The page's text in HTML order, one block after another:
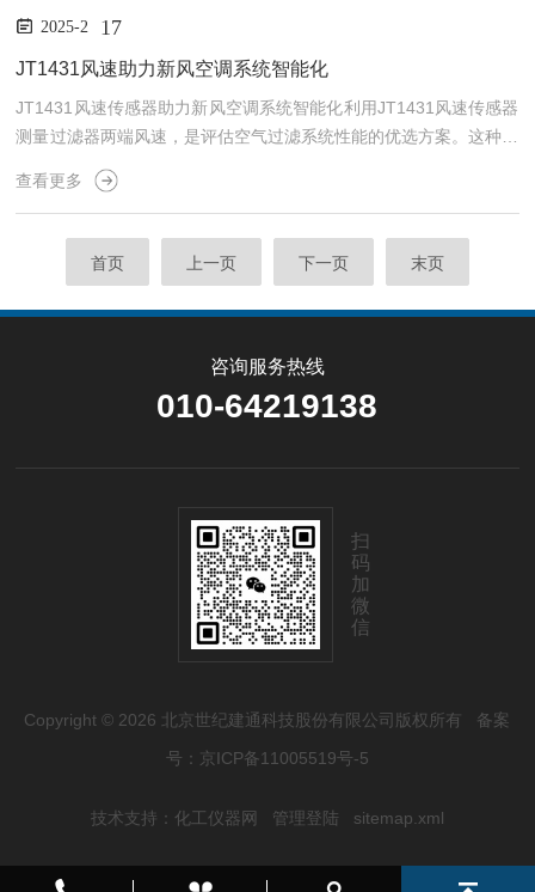
科研中的重要价值。热敏风速仪的工作原理热敏风速仪的工作原理基
于加热物体在气流中被冷却的现象。其核心部件包括一个微小的风速
2025-2 17
JT1431风速助力新风空调系统智能化
JT1431风速传感器助力新风空调系统智能化利用JT1431风速传感器
测量过滤器两端风速，是评估空气过滤系统性能的优选方案。这种方
法主要应用于空气净化、HVAC（供暖、通风与空调）系统、洁净室
以及需要控制空气质量的其他工业或实验室环境中，通过风速、风
预警（如滤网封堵、结霜等）JT1431风速传感器可测试风速、风
备滤网监测、通风管道智能故障监测、设备通风在...
查看更多
首页 上一页 下一页 末页
咨询服务热线
010-64219138
扫
码
加
微
信
Copyright © 2026 北京世纪建通科技股份有限公司版权所有 备案
号：京ICP备11005519号-5
技术支持： 化工仪器网 管理登陆 sitemap.xml